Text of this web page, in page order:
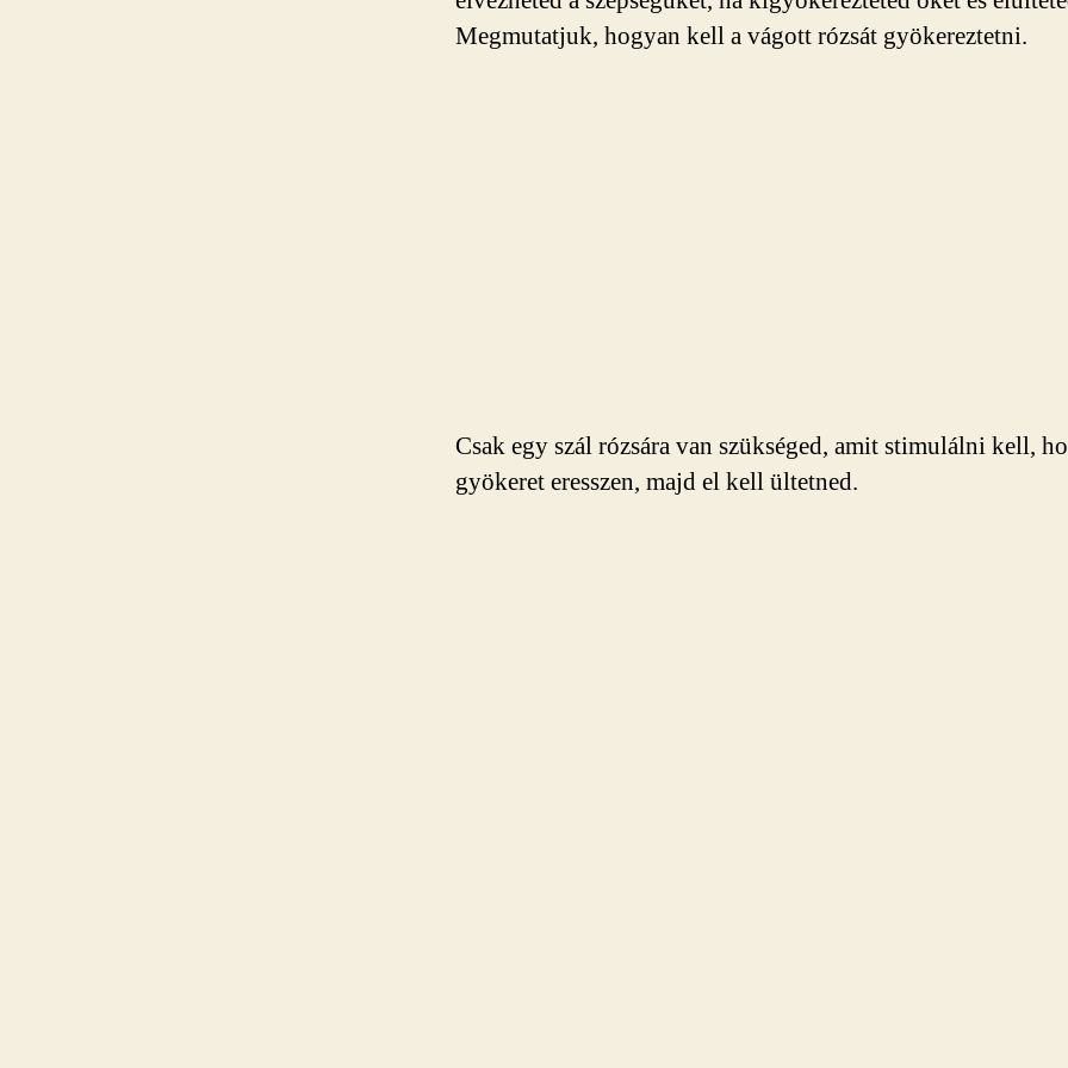
Megmutatjuk, hogyan kell a vágott rózsát gyökereztetni.
Csak egy szál rózsára van szükséged, amit stimulálni kell,
gyökeret eresszen, majd el kell ültetned.